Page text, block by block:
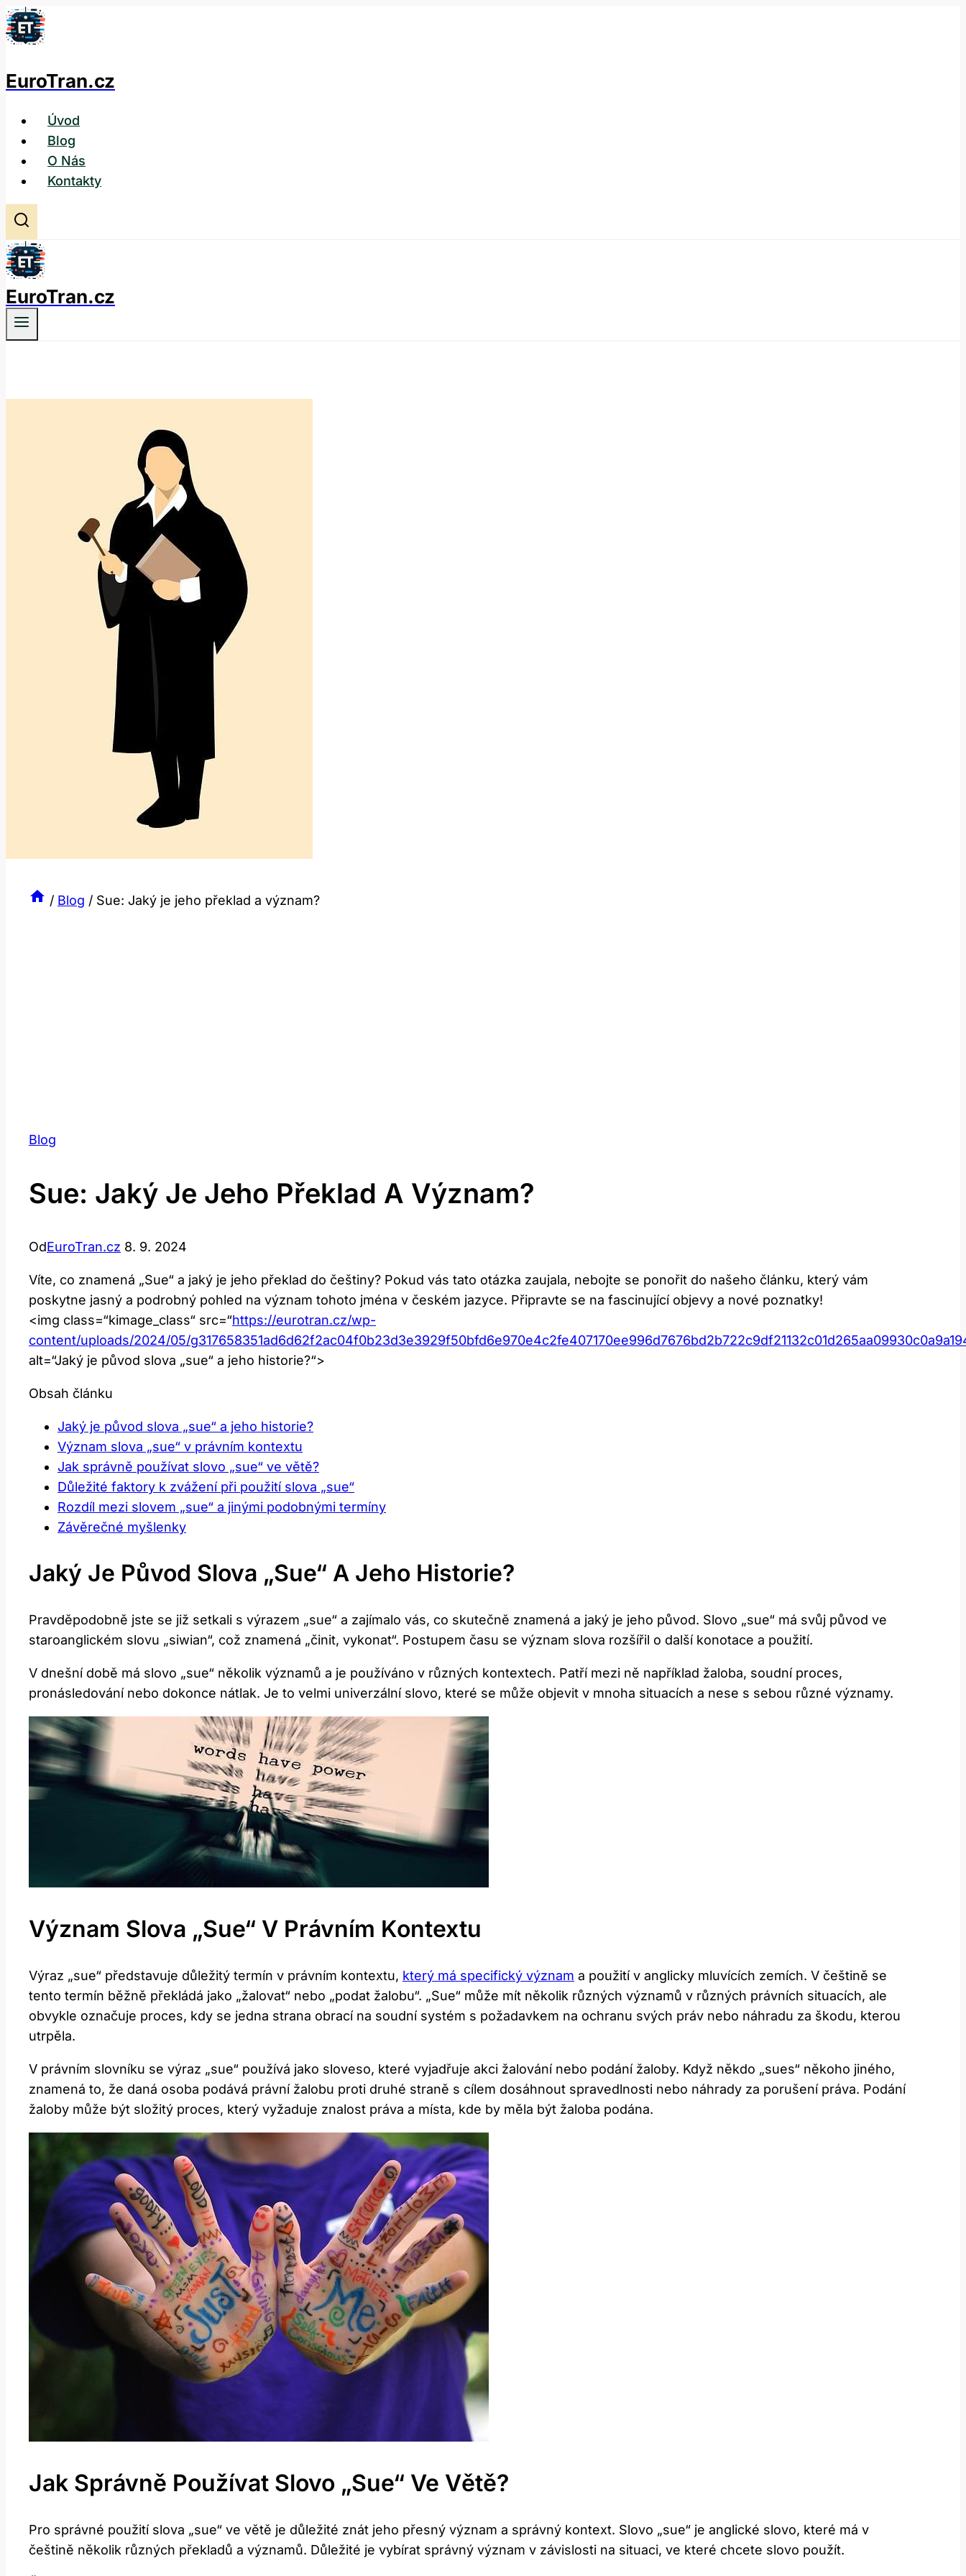
Přeskočit
na
EuroTran.cz
Úvod
Blog
O Nás
Kontakty
EuroTran.cz
/ Blog / Sue: Jaký je jeho překlad a význam?
Blog
Sue: Jaký Je Jeho Překlad A Význam?
OdEuroTran.cz 8. 9. 2024
Víte, co znamená „Sue“ a jaký je jeho překlad do češtiny? Pokud vás tato otázka zaujala, nebojte se ponořit do našeho článku, který vám
poskytne jasný a podrobný pohled na význam tohoto jména v českém jazyce. Připravte se na fascinující objevy a nové poznatky!
<img class=“kimage_class“ src=“https://eurotran.cz/wp-
content/uploads/2024/05/
alt=“Jaký je původ slova „sue“ a jeho historie?“>
Obsah článku
Jaký je původ slova „sue“ a jeho historie?
Význam slova „sue“ v právním kontextu
Jak správně používat slovo „sue“ ve větě?
Důležité faktory k zvážení při použití slova „sue“
Rozdíl mezi slovem „sue“ a jinými podobnými termíny
Závěrečné myšlenky
Jaký Je Původ Slova „sue“ A Jeho Historie?
Pravděpodobně jste se již setkali s výrazem „sue“ a zajímalo vás, co skutečně znamená a jaký je jeho původ. Slovo „sue“ má svůj původ ve
staroanglickém slovu „siwian“, což znamená „činit, vykonat“. Postupem času se význam slova rozšířil o další konotace a použití.
V dnešní době má slovo „sue“ několik významů a je používáno v různých kontextech. Patří mezi ně například žaloba, soudní proces,
pronásledování nebo dokonce nátlak. Je to velmi univerzální slovo, které se může objevit v mnoha situacích a nese s sebou různé významy.
Význam Slova „sue“ V Právním Kontextu
Výraz „sue“ představuje důležitý termín v právním kontextu, který má specifický význam a použití v anglicky mluvících zemích. V češtině se
tento termín běžně překládá jako „žalovat“ nebo „podat žalobu“. „Sue“ může mít několik různých významů v různých právních situacích, ale
obvykle označuje proces, kdy se jedna strana obrací na soudní systém s požadavkem na ochranu svých práv nebo náhradu za škodu, kterou
utrpěla.
V právním slovníku se výraz „sue“ používá jako sloveso, které vyjadřuje akci žalování nebo podání žaloby. Když někdo „sues“ někoho jiného,
znamená to, že daná osoba podává právní žalobu proti druhé straně s cílem dosáhnout spravedlnosti nebo náhrady za porušení práva. Podání
žaloby může být složitý proces, který vyžaduje znalost práva a místa, kde by měla být žaloba podána.
Jak Správně Používat Slovo „sue“ Ve Větě?
Pro správné použití slova „sue“ ve větě je důležité znát jeho přesný význam a správný kontext. Slovo „sue“ je anglické slovo, které má v
češtině několik různých překladů a významů. Důležité je vybírat správný význam v závislosti na situaci, ve které chcete slovo použít.